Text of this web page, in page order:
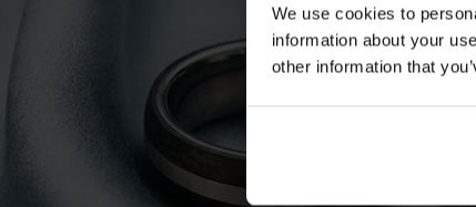
We use cookies to
information about your
other information that